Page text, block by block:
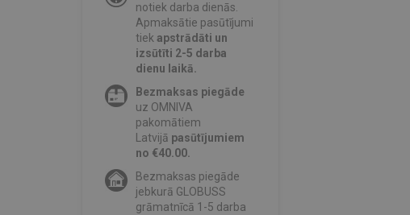
notiek darba dienās.
Apmaksātie pasūtījumi
tiekapstrādāti un
izsūtīti 2-5 darba
dienu laikā.
Bezmaksas piegāde
uz OMNIVA
pakomātiem
Latvijā pasūtījumiem
no €40.00.
Bezmaksas piegāde
jebkurā GLOBUSS
grāmatnīcā 1-5 darba